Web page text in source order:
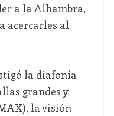
a la Alhambra,
acercarles al
la diafonía
grandes y
la visión